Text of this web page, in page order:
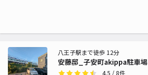
安藤邸_子安町akippa駐車場
八王子駅まで徒歩 12分
4.5 / 8件